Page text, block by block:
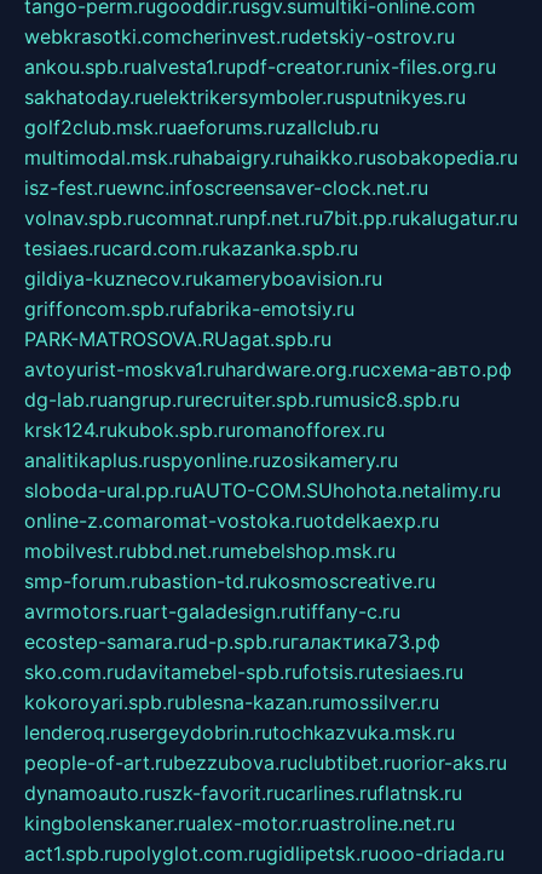
tango-perm.rugooddir.rusgv.sumultiki-online.com
webkrasotki.comcherinvest.rudetskiy-ostrov.ru
ankou.spb.rualvesta1.rupdf-creator.runix-files.org.ru
sakhatoday.ruelektrikersymboler.rusputnikyes.ru
golf2club.msk.ruaeforums.ruzallclub.ru
multimodal.msk.ruhabaigry.ruhaikko.rusobakopedia.ru
isz-fest.ruewnc.infoscreensaver-clock.net.ru
volnav.spb.rucomnat.runpf.net.ru7bit.pp.rukalugatur.ru
tesiaes.rucard.com.rukazanka.spb.ru
gildiya-kuznecov.rukameryboavision.ru
griffoncom.spb.rufabrika-emotsiy.ru
PARK-MATROSOVA.RUagat.spb.ru
avtoyurist-moskva1.ruhardware.org.ruсхема-авто.рф
dg-lab.ruangrup.rurecruiter.spb.rumusic8.spb.ru
krsk124.rukubok.spb.ruromanofforex.ru
analitikaplus.ruspyonline.ruzosikamery.ru
sloboda-ural.pp.ruAUTO-COM.SUhohota.netalimy.ru
online-z.comaromat-vostoka.ruotdelkaexp.ru
mobilvest.rubbd.net.rumebelshop.msk.ru
smp-forum.rubastion-td.rukosmoscreative.ru
avrmotors.ruart-galadesign.rutiffany-c.ru
ecostep-samara.rud-p.spb.ruгалактика73.рф
sko.com.rudavitamebel-spb.rufotsis.rutesiaes.ru
kokoroyari.spb.rublesna-kazan.rumossilver.ru
lenderoq.rusergeydobrin.rutochkazvuka.msk.ru
people-of-art.rubezzubova.ruclubtibet.ruorior-aks.ru
dynamoauto.ruszk-favorit.rucarlines.ruflatnsk.ru
kingbolenskaner.rualex-motor.ruastroline.net.ru
act1.spb.rupolyglot.com.rugidlipetsk.ruooo-driada.ru